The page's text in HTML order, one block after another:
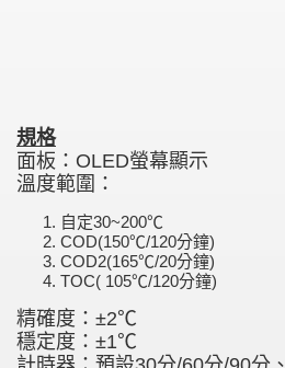
規格
面板：OLED螢幕顯示
溫度範圍：
自定30~200℃
COD(150℃/120分鐘)
COD2(165℃/20分鐘)
TOC( 105℃/120分鐘)
精確度：±2℃
穩定度：±1℃